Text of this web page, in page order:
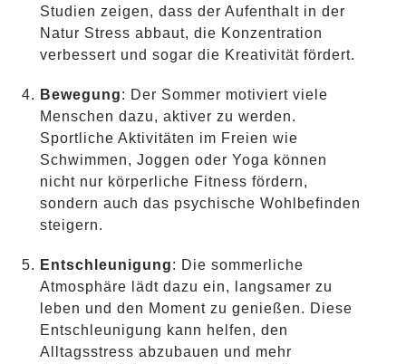
Studien zeigen, dass der Aufenthalt in der
Natur Stress abbaut, die Konzentration
verbessert und sogar die Kreativität fördert.
Bewegung: Der Sommer motiviert viele
Menschen dazu, aktiver zu werden.
Sportliche Aktivitäten im Freien wie
Schwimmen, Joggen oder Yoga können
nicht nur körperliche Fitness fördern,
sondern auch das psychische Wohlbefinden
steigern.
Entschleunigung: Die sommerliche
Atmosphäre lädt dazu ein, langsamer zu
leben und den Moment zu genießen. Diese
Entschleunigung kann helfen, den
Alltagsstress abzubauen und mehr